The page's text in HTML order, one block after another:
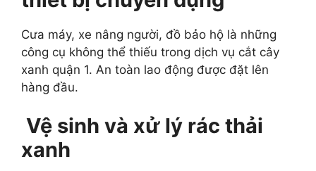
Cưa máy, xe nâng người, đồ bảo hộ là những
công cụ không thể thiếu trong dịch vụ cắt cây
xanh quận 1. An toàn lao động được đặt lên
hàng đầu.
Vệ sinh và xử lý rác thải
xanh